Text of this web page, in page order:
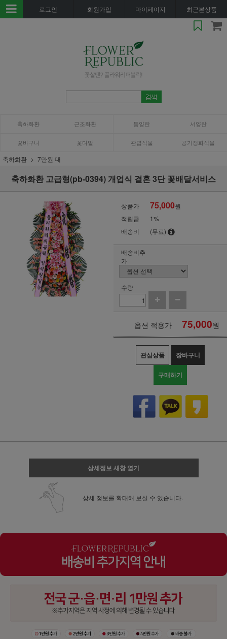
로그인 회원가입 마이페이지 최근본상품
축하화환 근조화환 동양란 서양란
꽃바구니 꽃다발 관엽식물 공기정화식물
축하화환 7만원 대
축하화환 고급형(pb-0394) 개업식 결혼 3단 꽃배달서비스
상품가 75,000원
적립금
1%
배송비
(무료)
배송비추
가
수량
옵션 적용가 75,000원
관심상품 장바구니
구매하기
상세정보 새창 열기
상세 정보를 확대해 보실 수 있습니다.